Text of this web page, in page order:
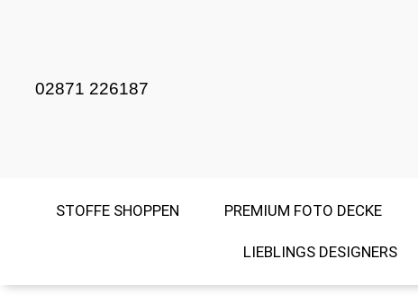
02871 226187
STOFFE SHOPPEN PREMIUM FOTO DECKE
LIEBLINGS DESIGNERS